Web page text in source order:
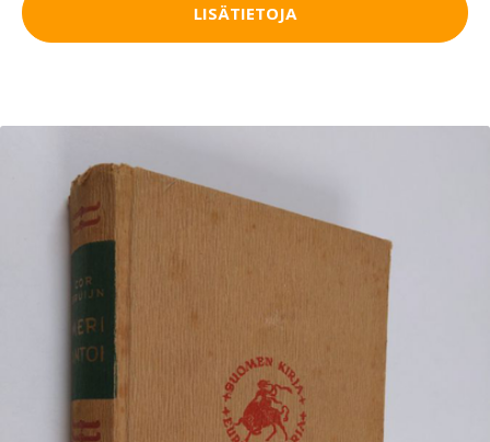
LISÄTIETOJA